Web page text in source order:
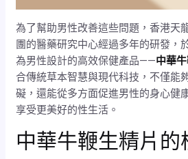
為了幫助男性改善這些問題，香港天
團的醫藥研究中心經過多年的研發，
為男性設計的高效保健產品——中華
合傳統草本智慧與現代科技，不僅能
礙，還能從多方面促進男性的身心健
享受更美好的性生活。
中華牛鞭生精片